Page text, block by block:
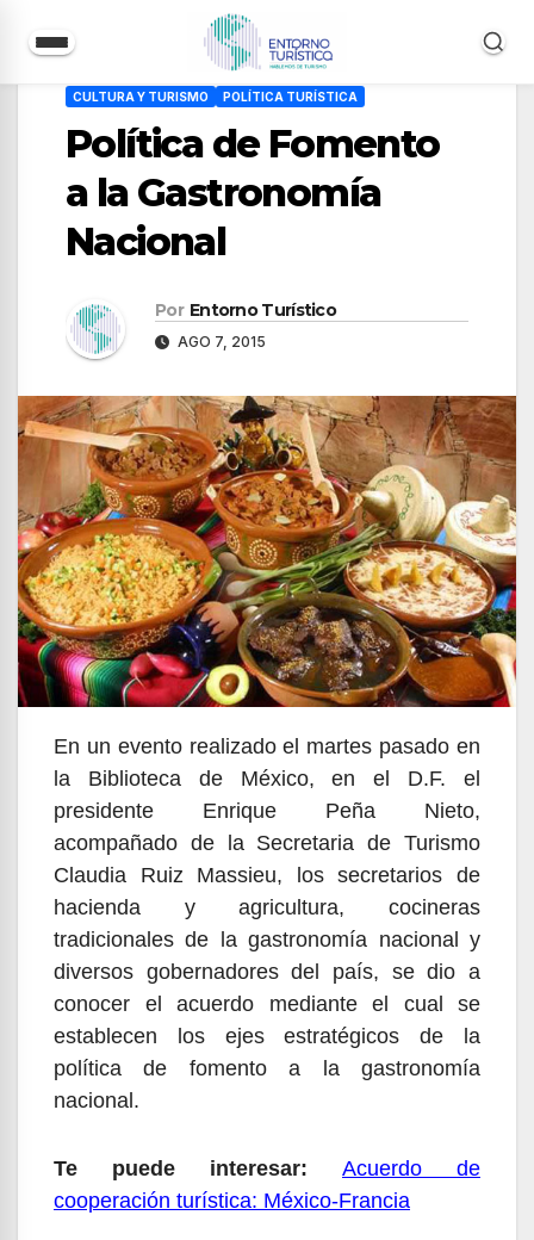
contenido
CULTURA Y TURISMO POLÍTICA TURÍSTICA
Política de Fomento
a la Gastronomía
Nacional
Por Entorno Turístico
AGO 7, 2015
En un evento realizado el martes pasado en
la Biblioteca de México, en el D.F. el
presidente Enrique Peña Nieto,
acompañado de la Secretaria de Turismo
Claudia Ruiz Massieu, los secretarios de
hacienda y agricultura, cocineras
tradicionales de la gastronomía nacional y
diversos gobernadores del país, se dio a
conocer el acuerdo mediante el cual se
establecen los ejes estratégicos de la
política de fomento a la gastronomía
nacional.
Te puede interesar:
Acuerdo de
cooperación turística: México-Francia